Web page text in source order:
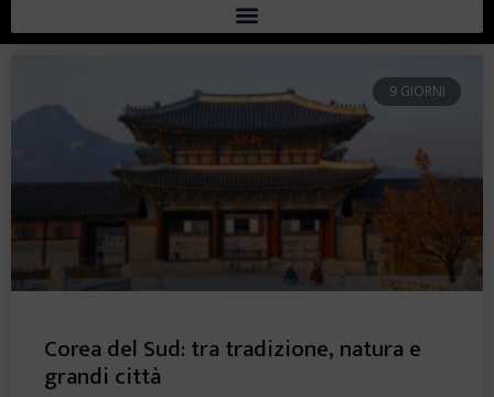
9 GIORNI
Corea del Sud: tra tradizione, natura e
grandi città